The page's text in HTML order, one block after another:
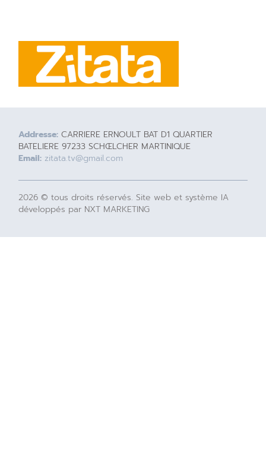
Addresse: CARRIERE ERNOULT BAT D1 QUARTIER
BATELIERE 97233 SCHŒLCHER MARTINIQUE
Email: zitata.tv@gmail.com
2026 © tous droits réservés. Site web et système IA
développés par NXT MARKETING